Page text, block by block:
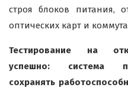
строя блоков питания,
оптических карт и
Тестирование на
успешно: система
сохранять